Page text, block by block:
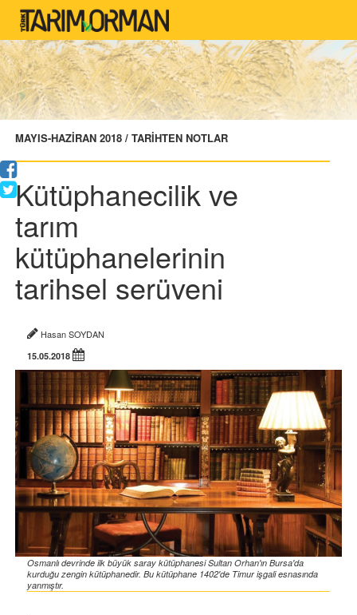
MAYIS-HAZİRAN 2018 / TARİHTEN NOTLAR
Kütüphanecilik ve
tarım
kütüphanelerinin
tarihsel serüveni
Hasan SOYDAN
15.05.2018
Osmanlı devrinde ilk büyük saray kütüphanesi Sultan Orhan'ın Bursa'da
kurduğu zengin kütüphanedir. Bu kütüphane 1402'de Timur işgali esnasında
yanmıştır.